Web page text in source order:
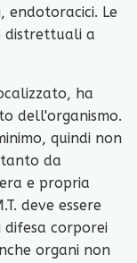
endotoracici. Le
distrettuali a
ha
dell'organismo.
quindi non
da
e propria
deve essere
difesa corporei
organi non